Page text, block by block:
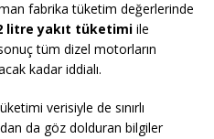
fabrika tüketim değerlerinde
litre yakıt tüketimi ile
tüm dizel motorların
kadar iddialı.
verisiyle de sınırlı
da göz dolduran bilgiler